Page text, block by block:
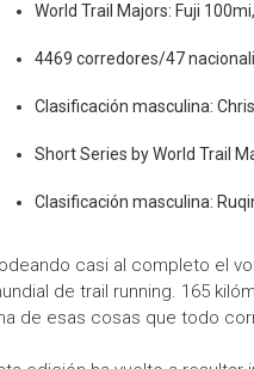
World Trail Majors: Fuji
4469 corredores/47
Clasificación masculina:
Short Series by World Trail
Clasificación masculina:
casi al completo el
de trail running. 165
de esas cosas que todo